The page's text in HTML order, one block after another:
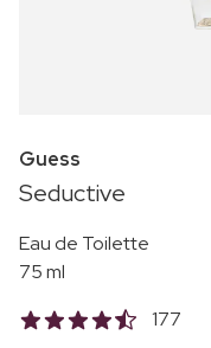
Guess
Seductive
Eau de Toilette
75 ml
177